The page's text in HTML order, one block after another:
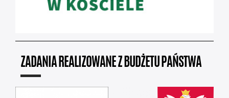
ZADANIA REALIZOWANE Z BUDŻETU PAŃSTWA